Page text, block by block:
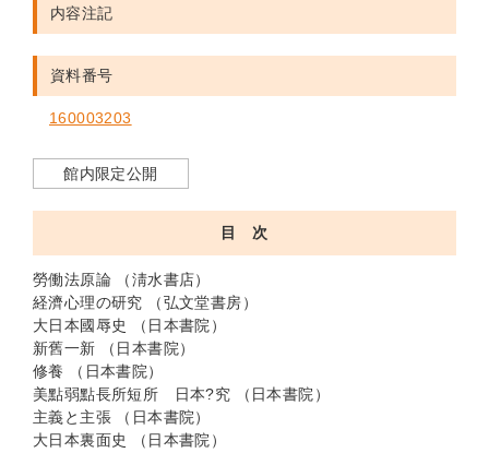
内容注記
資料番号
160003203
館内限定公開
目 次
勞働法原論 （淸水書店）
経濟心理の研究 （弘文堂書房）
大日本國辱史 （日本書院）
新舊一新 （日本書院）
修養 （日本書院）
美點弱點長所短所 日本?究 （日本書院）
主義と主張 （日本書院）
大日本裏面史 （日本書院）